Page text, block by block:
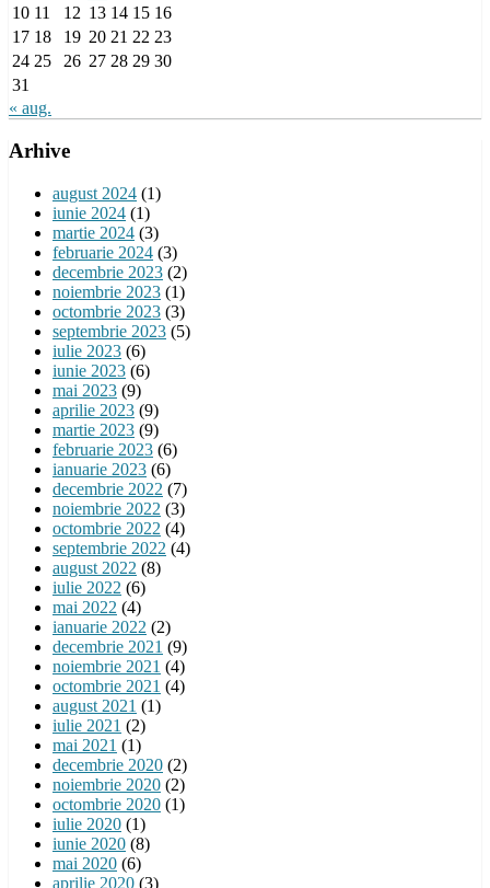
10 11 12 13 14 15 16
17 18 19 20 21 22 23
24 25 26 27 28 29 30
31
« aug.
Arhive
august 2024 (1)
iunie 2024 (1)
martie 2024 (3)
februarie 2024 (3)
decembrie 2023 (2)
noiembrie 2023 (1)
octombrie 2023 (3)
septembrie 2023 (5)
iulie 2023 (6)
iunie 2023 (6)
mai 2023 (9)
aprilie 2023 (9)
martie 2023 (9)
februarie 2023 (6)
ianuarie 2023 (6)
decembrie 2022 (7)
noiembrie 2022 (3)
octombrie 2022 (4)
septembrie 2022 (4)
august 2022 (8)
iulie 2022 (6)
mai 2022 (4)
ianuarie 2022 (2)
decembrie 2021 (9)
noiembrie 2021 (4)
octombrie 2021 (4)
august 2021 (1)
iulie 2021 (2)
mai 2021 (1)
decembrie 2020 (2)
noiembrie 2020 (2)
octombrie 2020 (1)
iulie 2020 (1)
iunie 2020 (8)
mai 2020 (6)
aprilie 2020 (3)